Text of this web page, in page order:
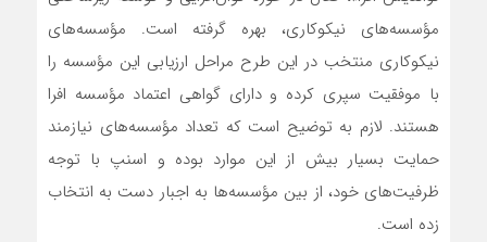
مؤسسه‌های نیکوکاری، بهره گرفته است. مؤسسه‌های
نیکوکاری منتخب در این طرح مراحل ارزیابی این مؤسسه‌ را
با موفقیت سپری کرده و دارای گواهی اعتماد مؤسسه‌ افرا
هستند. لازم به توضیح است که تعداد مؤسسه‌های نیازمند
حمایت بسیار بیش از این‌ موارد بوده و اسنپ با توجه
ظرفیت‌های خود، از بین مؤسسه‌ها به اجبار دست به انتخاب
زده است.